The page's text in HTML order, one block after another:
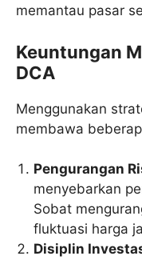
memantau pasar
Keuntungan
DCA
Menggunakan
membawa
Pengurangan
menyebarkan
Sobat
fluktuasi harga
Disiplin